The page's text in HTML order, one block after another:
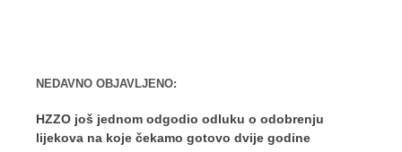
NEDAVNO OBJAVLJENO:
HZZO još jednom odgodio odluku o odobrenju
lijekova na koje čekamo gotovo dvije godine